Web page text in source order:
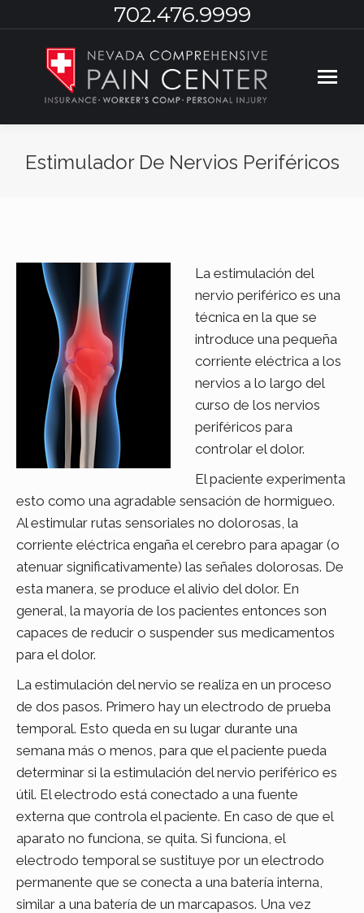
702.476.9999
Estimulador De Nervios Periféricos
La estimulación del
nervio periférico es una
técnica en la que se
introduce una pequeña
corriente eléctrica a los
nervios a lo largo del
curso de los nervios
periféricos para
controlar el dolor.
El paciente experimenta
esto como una agradable sensación de hormigueo.
Al estimular rutas sensoriales no dolorosas, la
corriente eléctrica engaña el cerebro para apagar (o
atenuar significativamente) las señales dolorosas. De
esta manera, se produce el alivio del dolor. En
general, la mayoría de los pacientes entonces son
capaces de reducir o suspender sus medicamentos
para el dolor.
La estimulación del nervio se realiza en un proceso
de dos pasos. Primero hay un electrodo de prueba
temporal. Esto queda en su lugar durante una
semana más o menos, para que el paciente pueda
determinar si la estimulación del nervio periférico es
útil. El electrodo está conectado a una fuente
externa que controla el paciente. En caso de que el
aparato no funciona, se quita. Si funciona, el
electrodo temporal se sustituye por un electrodo
permanente que se conecta a una batería interna,
similar a una batería de un marcapasos. Una vez